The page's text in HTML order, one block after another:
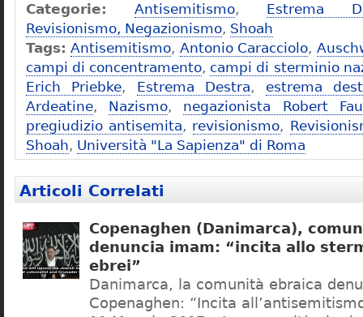
Categorie: Antisemitismo, Estrema
Revisionismo, Negazionismo, Shoah
Tags: Antisemitismo, Antonio Caracciolo,
campi di concentramento, campi di sterminio
Erich Priebke, Estrema Destra, estrema
Ardeatine, Nazismo, negazionista Robert
pregiudizio antisemita, revisionismo,
Shoah, Università "La Sapienza" di Roma
Articoli Correlati
Copenaghen (Danimarca),
denuncia imam: “incita allo
ebrei”
Danimarca, la comunità ebraica
Copenaghen: “Incita